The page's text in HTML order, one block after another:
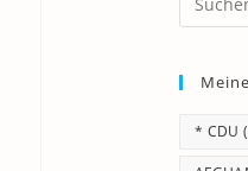
* CDU